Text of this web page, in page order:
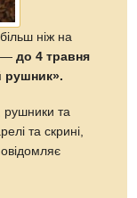
ніж на
—до 4 травня
рушник».
рушники та
та скрині,